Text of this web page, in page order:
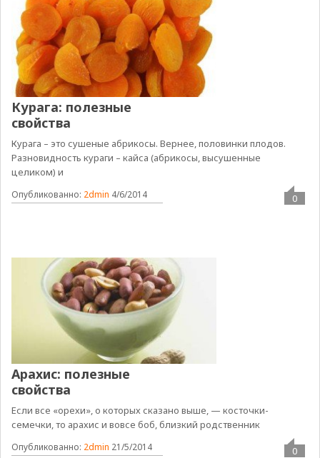
Курага: полезные
свойства
Курага – это сушеные абрикосы. Вернее, половинки плодов.
Разновидность кураги – кайса (абрикосы, высушенные
целиком) и
Опубликованно: 2dmin 4/6/2014 0
Арахис: полезные
свойства
Если все «орехи», о которых сказано выше, — косточки-
семечки, то арахис и вовсе боб, близкий родственник
Опубликованно: 2dmin 21/5/2014 0